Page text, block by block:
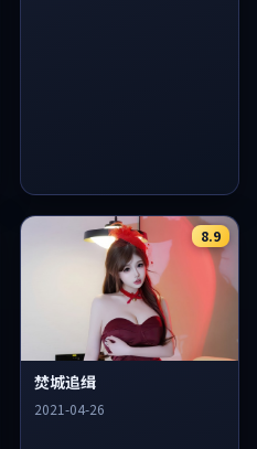
8.9
焚城追缉
2021-04-26